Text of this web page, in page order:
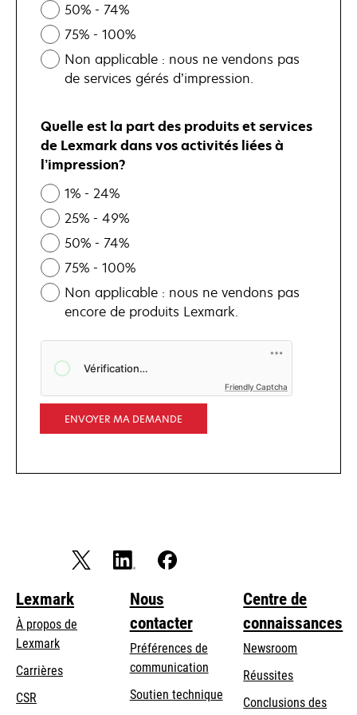
50% - 74%
75% - 100%
Non applicable : nous ne vendons pas
de services gérés d’impression.
Quelle est la part des produits et services
de Lexmark dans vos activités liées à
l’impression?
1% - 24%
25% - 49%
50% - 74%
75% - 100%
Non applicable : nous ne vendons pas
encore de produits Lexmark.
Friendly Captcha
ENVOYER MA DEMANDE
Lexmark
À propos de
Lexmark
Carrières
CSR
Nous
contacter
Préférences de
communication
s’ouvre
Soutien techniques’ouvre
Centre de
connaissances
Newsroom
Réussites
Conclusions des